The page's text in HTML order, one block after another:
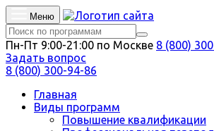
Меню
Пн-Пт 9:00-21:00 по Москве 8 (800)
Задать вопрос
8 (800) 300-94-86
Главная
Виды программ
Повышение квалификации